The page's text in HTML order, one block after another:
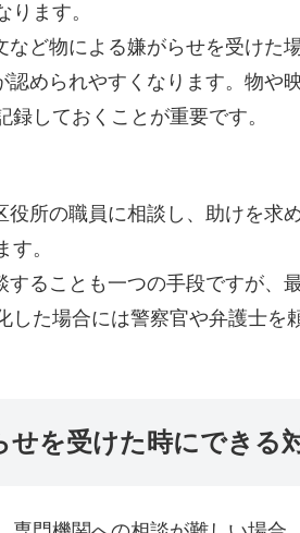
ります。
ど物による嫌がらせを受けた
認められやすくなります。物や
録しておくことが重要です。
役所の職員に相談し、助けを求
。
することも一つの手段ですが、
した場合には警察官や弁護士を
せを受けた時にできる